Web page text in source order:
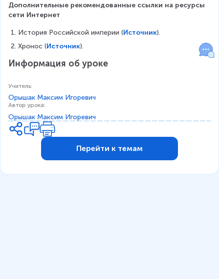
Дополнительные рекомендованные ссылки на ресурсы
сети Интернет
История Российской империи (Источник).
Хронос (Источник).
Информация об уроке
Учитель:
Орышак Максим Игоревич
Автор урока:
Орышак Максим Игоревич
Перейти к темам